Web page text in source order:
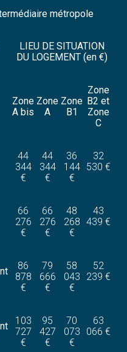
métropole
LIEU DE SITUATION
DU LOGEMENT (en €)
Zone
A bis
Zone
A
Zone
B1
Zone
B2 et
Zone
C
44
344
€
44
344
€
36
144
€
32
530 €
66
276
€
66
276
€
48
268
€
43
439 €
86
878
€
79
666
€
58
043
€
52
239 €
103
727
€
95
427
€
70
073
€
63
066 €